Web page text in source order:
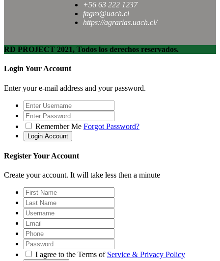
+56 63 222 1237
fagro@uach.cl
https://agrarias.uach.cl/
RD PROJECT 2021, Todos los derechos reservados.
Login Your Account
Enter your e-mail address and your password.
Remember Me Forgot Password?
Register Your Account
Create your account. It will take less then a minute
I agree to the Terms of Service & Privacy Policy